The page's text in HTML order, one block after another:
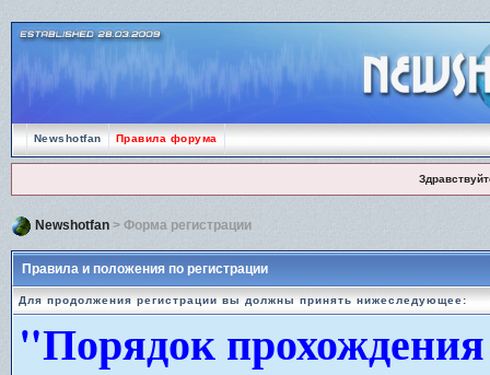
Newshotfan Правила форума
Newshotfan> Форма регистрации
Правила и положения по регистрации
Для продолжения регистрации вы должны принять нижеследующее:
"Порядок